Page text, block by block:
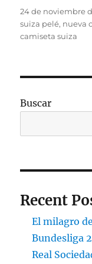
Publicado
el
24 de noviembre
suiza pelé, nueva
camiseta suiza
Buscar
Recent
El milagro
Bundesliga
Real